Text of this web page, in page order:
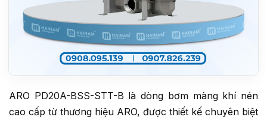
ARO PD20A-BSS-STT-B là dòng bơm màng khí nén
cao cấp từ thương hiệu ARO, được thiết kế chuyên biệt